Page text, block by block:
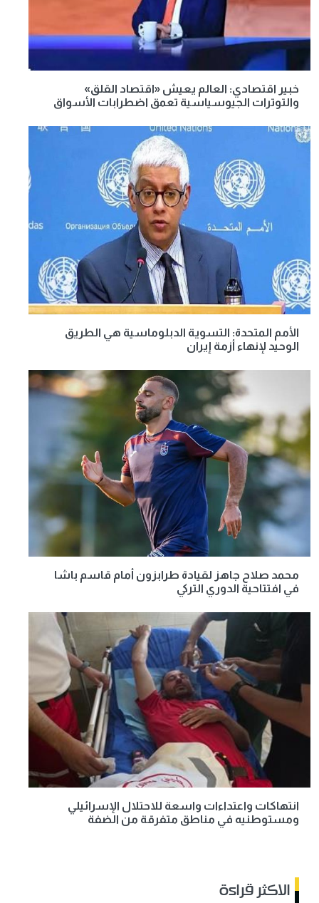
خبير اقتصادي: العالم يعيش «اقتصاد القلق»
والتوترات الجيوسياسية تعمق اضطرابات الأسواق
الأمم المتحدة: التسوية الدبلوماسية هي الطريق
الوحيد لإنهاء أزمة إيران
محمد صلاح جاهز لقيادة طرابزون أمام قاسم باشا
في افتتاحية الدوري التركي
انتهاكات واعتداءات واسعة للاحتلال الإسرائيلي
ومستوطنيه في مناطق متفرقة من الضفة
الاكثر قراءة